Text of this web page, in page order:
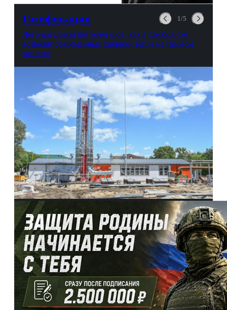
Газификация 1/5
Лего-котельная без кочегаров: как в Свободном
возводят современные фабрики тепла на газовом
топливе